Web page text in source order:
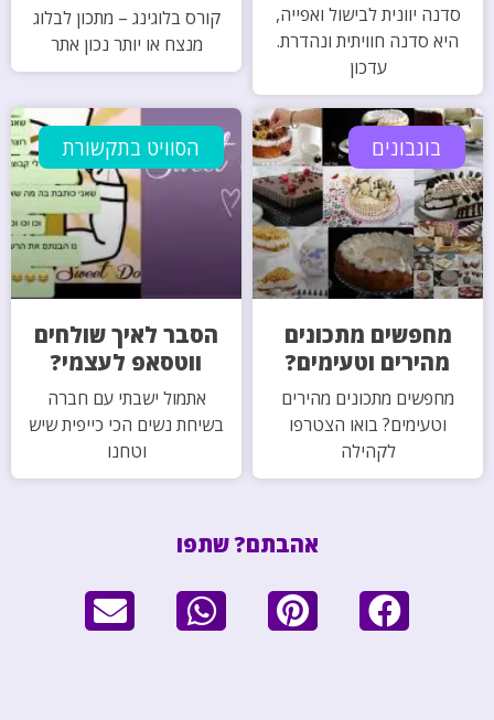
סדנה יוונית לבישול ואפייה,
היא סדנה חוויתית ונהדרת.
עדכון
קורס בלוגינג – מתכון לבלוג
מנצח או יותר נכון אתר
בונבונים
מחפשים מתכונים
מהירים וטעימים?
מחפשים מתכונים מהירים
וטעימים? בואו הצטרפו
לקהילה
הסוויט בתקשורת
הסבר לאיך שולחים
ווטסאפ לעצמי?
אתמול ישבתי עם חברה
בשיחת נשים הכי כייפית שיש
וטחנו
אהבתם? שתפו